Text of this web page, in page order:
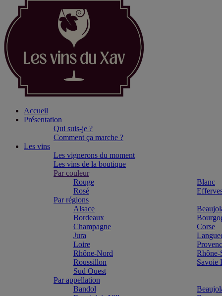
Accueil
Présentation
Qui suis-je ?
Comment ça marche ?
Les vins
Les vignerons du moment
Les vins de la boutique
Par couleur
Rouge
Blanc
Rosé
Par régions
Alsace
Bordeaux
Champagne
Corse
Jura
Loire
Rhône-Nord
Rhône-
Roussillon
Savoie
Sud Ouest
Par appellation
Bandol